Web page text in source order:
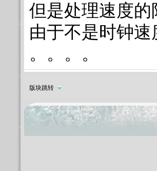
但是处理速度
由于不是时钟
。。。。
版块跳转